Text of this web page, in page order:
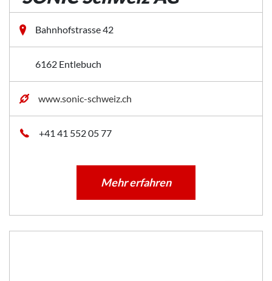
Bahnhofstrasse 42
6162 Entlebuch
www.sonic-schweiz.ch
+41 41 552 05 77
Mehr erfahren